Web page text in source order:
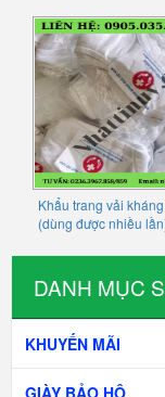
DANH MỤC
KHUYẾN MÃI
Khẩu trang vải
(dùng được nhiều